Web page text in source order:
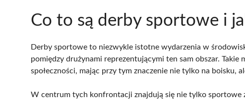
Co to są derby sportowe i
Derby sportowe to niezwykle istotne wydarzenia w
pomiędzy drużynami reprezentującymi ten sam obszar.
społeczności, mając przy tym znaczenie nie tylko na boisku,
W centrum tych konfrontacji znajdują się nie tylko sportowe